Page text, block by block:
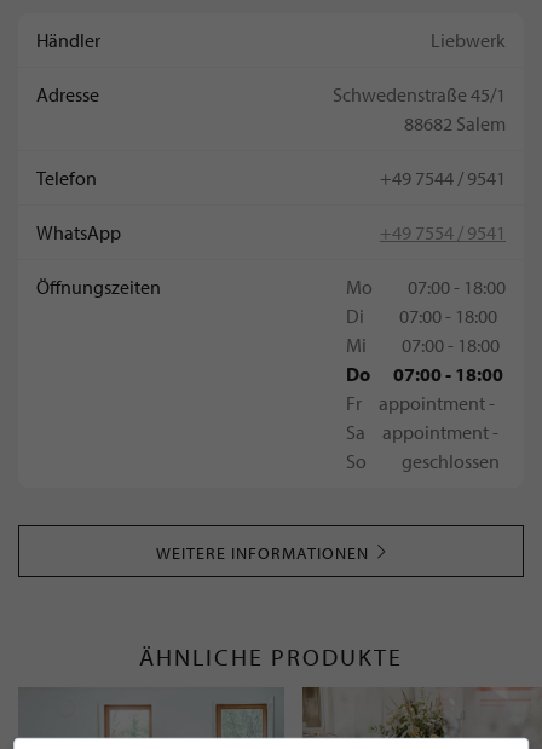
Händler Liebwerk
Adresse
Schwedenstraße 45/1
88682 Salem
Telefon +49 7544 / 9541
WhatsApp +49 7554 / 9541
Öffnungszeiten Mo
07:00 - 18:00
Di
07:00 - 18:00
Mi
07:00 - 18:00
Do
07:00 - 18:00
Fr
appointment -
Sa
appointment -
So
geschlossen
WEITERE INFORMATIONEN
ÄHNLICHE PRODUKTE